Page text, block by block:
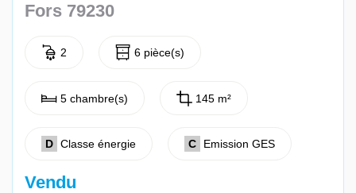
Fors 79230
2 6 pièce(s)
5 chambre(s) 145 m²
D Classe énergie C Emission GES
Vendu